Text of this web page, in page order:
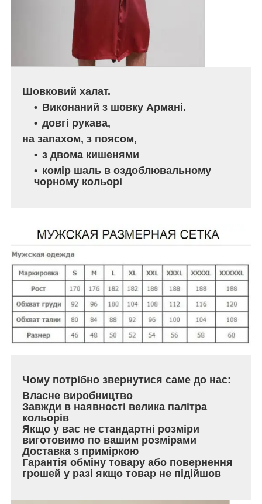
Шовковий халат.
Виконаний з шовку Армані.
довгі рукава,
на запахом, з поясом,
з двома кишенями
комір шаль в оздоблювальному
чорному кольорі
Чому потрібно звернутися саме до нас:
Власне виробництво
Завжди в наявності велика палітра
кольорів
Якщо у вас не стандартні розміри
виготовимо по вашим розмірами
Доставка з приміркою
Гарантія обміну товару або повернення
грошей у разі якщо товар не підійшов